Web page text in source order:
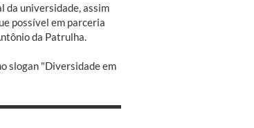
da universidade, assim
possível em parceria
da Patrulha.
slogan "Diversidade em